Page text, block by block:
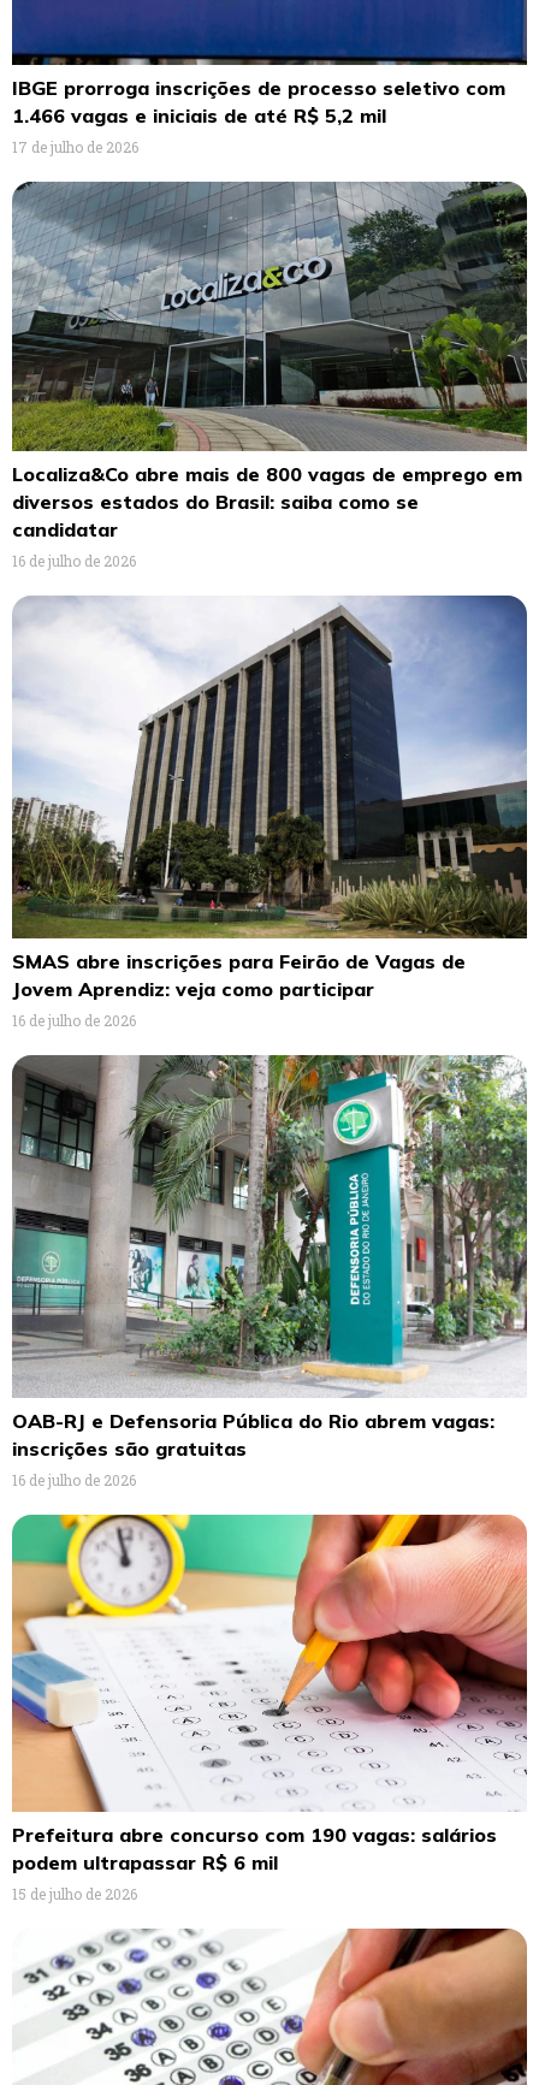
IBGE prorroga inscrições de processo seletivo com
1.466 vagas e iniciais de até R$ 5,2 mil
17 de julho de 2026
Localiza&Co abre mais de 800 vagas de emprego em
diversos estados do Brasil: saiba como se
candidatar
16 de julho de 2026
SMAS abre inscrições para Feirão de Vagas de
Jovem Aprendiz: veja como participar
16 de julho de 2026
OAB-RJ e Defensoria Pública do Rio abrem vagas:
inscrições são gratuitas
16 de julho de 2026
Prefeitura abre concurso com 190 vagas: salários
podem ultrapassar R$ 6 mil
15 de julho de 2026